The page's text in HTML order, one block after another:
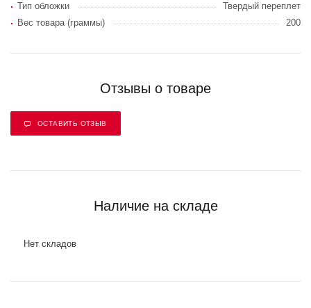
Тип обложки
Твердый переплет
Вес товара (граммы)
200
Отзывы о товаре
ОСТАВИТЬ ОТЗЫВ
Наличие на складе
Нет складов